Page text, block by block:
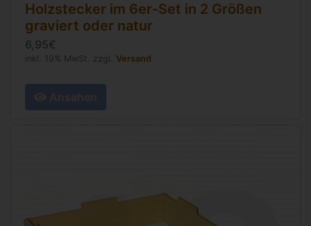
Holzstecker im 6er-Set in 2 Größen
graviert oder natur
6,95€
inkl. 19% MwSt. zzgl. Versand
Ansehen